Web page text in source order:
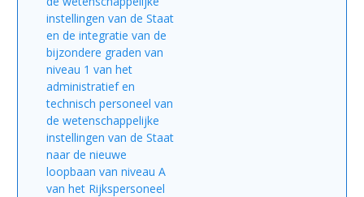
instellingen van de Staat
en de integratie van de
bijzondere graden van
niveau 1 van het
administratief en
technisch personeel van
de wetenschappelijke
instellingen van de Staat
naar de nieuwe
loopbaan van niveau A
van het Rijkspersoneel